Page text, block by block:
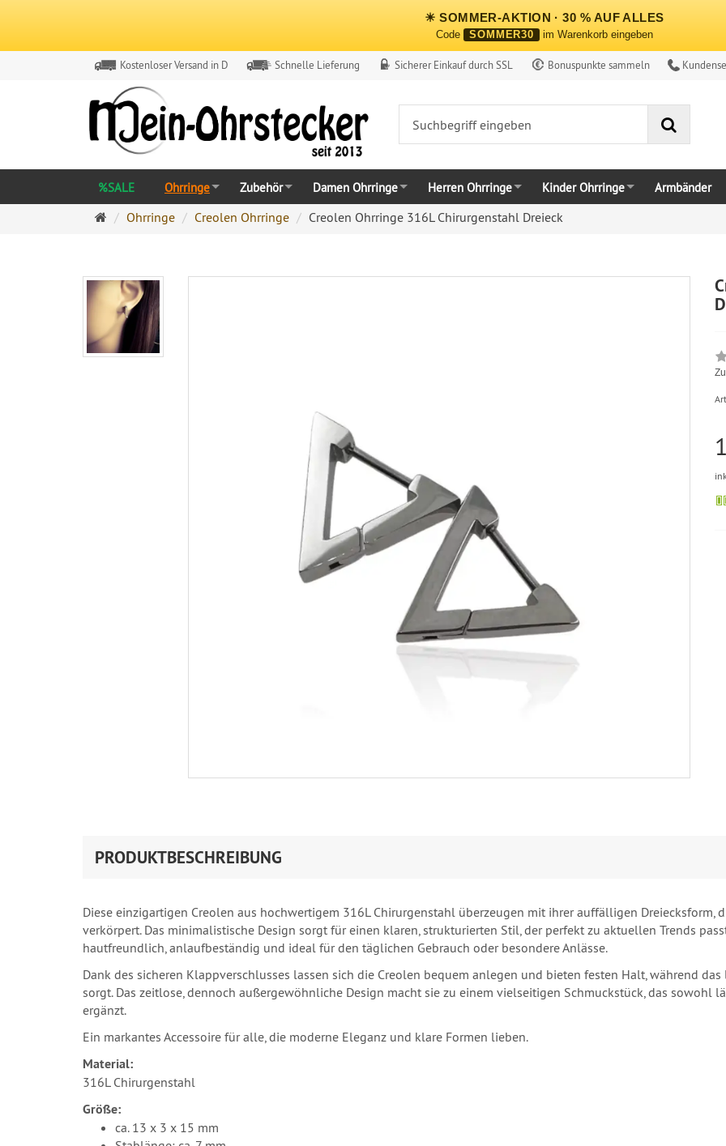
☀ SOMMER-AKTION · 30 % AUF ALLES
Code SOMMER30 im Warenkorb eingeben
Kostenloser Versand in D Schnelle Lieferung Sicherer Einkauf durch SSL Bonuspunkte sammeln
%SALE Ohrringe Zubehör Damen Ohrringe Herren Ohrringe Kinder Ohrringe Armbänder
Ohrringe
Ohrringe Creolen Ohrringe Creolen Ohrringe 316L Chirurgenstahl Dreieck
PRODUKTBESCHREIBUNG
Diese einzigartigen Creolen aus hochwertigem 316L Chirurgenstahl überzeugen mit ihrer auffälligen Dreiecksform,
verkörpert. Das minimalistische Design sorgt für einen klaren, strukturierten Stil, der perfekt zu aktuellen Trends
hautfreundlich, anlaufbeständig und ideal für den täglichen Gebrauch oder besondere Anlässe.
Dank des sicheren Klappverschlusses lassen sich die Creolen bequem anlegen und bieten festen Halt, während
sorgt. Das zeitlose, dennoch außergewöhnliche Design macht sie zu einem vielseitigen Schmuckstück, das sowohl
ergänzt.
Ein markantes Accessoire für alle, die moderne Eleganz und klare Formen lieben.
Material:
316L Chirurgenstahl
Größe:
ca. 13 x 3 x 15 mm